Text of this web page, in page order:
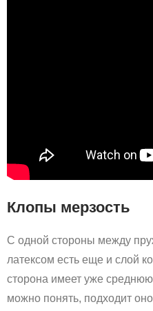
Клопы мерзость
С одной стороны между
латексом есть еще и слой
сторона имеет уже среднюю
можно понять, подходит